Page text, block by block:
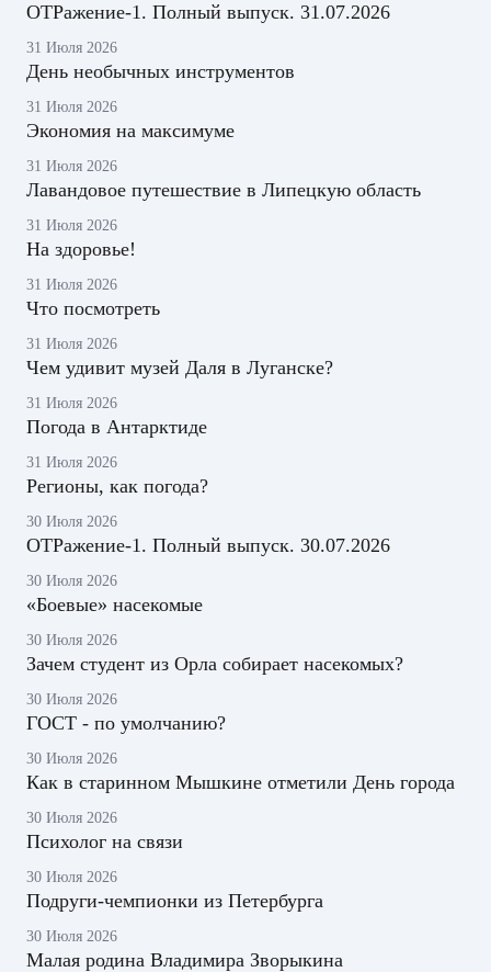
ОТРажение-1. Полный выпуск. 31.07.2026
31 Июля 2026
День необычных инструментов
31 Июля 2026
Экономия на максимуме
31 Июля 2026
Лавандовое путешествие в Липецкую область
31 Июля 2026
На здоровье!
31 Июля 2026
Что посмотреть
31 Июля 2026
Чем удивит музей Даля в Луганске?
31 Июля 2026
Погода в Антарктиде
31 Июля 2026
Регионы, как погода?
30 Июля 2026
ОТРажение-1. Полный выпуск. 30.07.2026
30 Июля 2026
«Боевые» насекомые
30 Июля 2026
Зачем студент из Орла собирает насекомых?
30 Июля 2026
ГОСТ - по умолчанию?
30 Июля 2026
Как в старинном Мышкине отметили День города
30 Июля 2026
Психолог на связи
30 Июля 2026
Подруги-чемпионки из Петербурга
30 Июля 2026
Малая родина Владимира Зворыкина